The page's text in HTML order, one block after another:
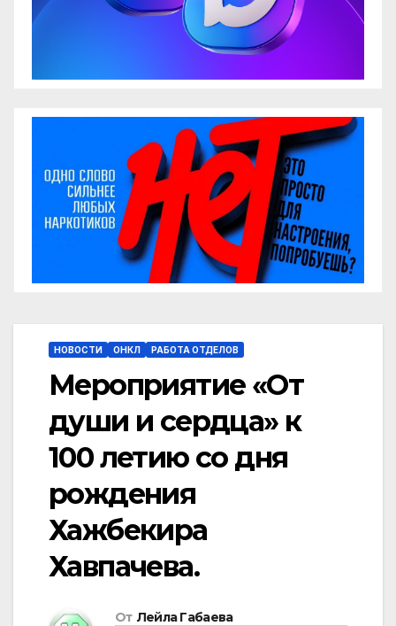
НОВОСТИ ОНКЛ РАБОТА ОТДЕЛОВ
Мероприятие «От
души и сердца» к
100 летию со дня
рождения
Хажбекира
Хавпачева.
От Лейла Габаева